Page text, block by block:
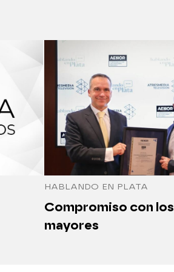
HABLANDO EN PLATA
Compromiso con los
mayores